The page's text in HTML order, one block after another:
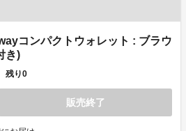
コンパクトウォレット : ブラウ
き)
残り0
販売終了